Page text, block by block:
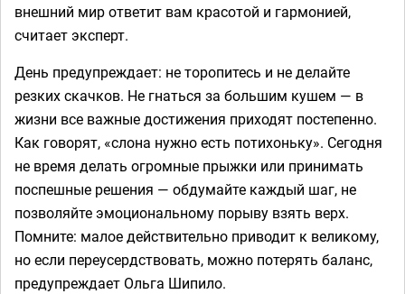
внешний мир ответит вам красотой и гармонией,
считает эксперт.
День предупреждает: не торопитесь и не делайте
резких скачков. Не гнаться за большим кушем — в
жизни все важные достижения приходят постепенно.
Как говорят, «слона нужно есть потихоньку». Сегодня
не время делать огромные прыжки или принимать
поспешные решения — обдумайте каждый шаг, не
позволяйте эмоциональному порыву взять верх.
Помните: малое действительно приводит к великому,
но если переусердствовать, можно потерять баланс,
предупреждает Ольга Шипило.